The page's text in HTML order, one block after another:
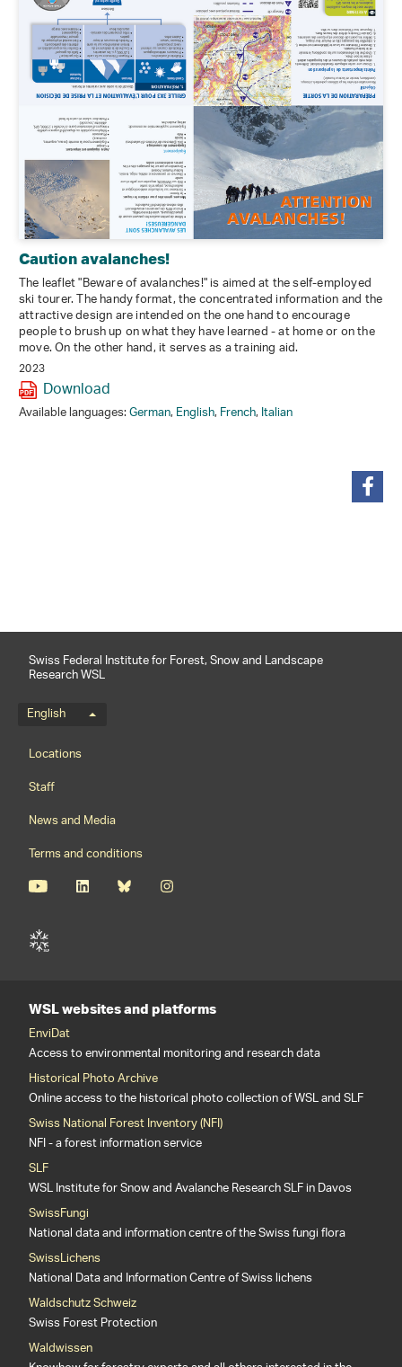
Caution avalanches!
The leaflet "Beware of avalanches!" is aimed at the self-employed
ski tourer. The handy format, the concentrated information and the
attractive design are intended on the one hand to encourage
people to brush up on what they have learned - at home or on the
move. On the other hand, it serves as a training aid.
2023
Download
Available languages:German,English,French,Italian
Swiss Federal Institute for Forest, Snow and Landscape
Research WSL
Language menu
English
Footernavigation
Locations
Staff
News and Media
Terms and conditions
WSL websites and platforms
EnviDat
Access to environmental monitoring and research data
Historical Photo Archive
Online access to the historical photo collection of WSL and SLF
Swiss National Forest Inventory (NFI)
NFI - a forest information service
SLF
WSL Institute for Snow and Avalanche Research SLF in Davos
SwissFungi
National data and information centre of the Swiss fungi flora
SwissLichens
National Data and Information Centre of Swiss lichens
Waldschutz Schweiz
Swiss Forest Protection
Waldwissen